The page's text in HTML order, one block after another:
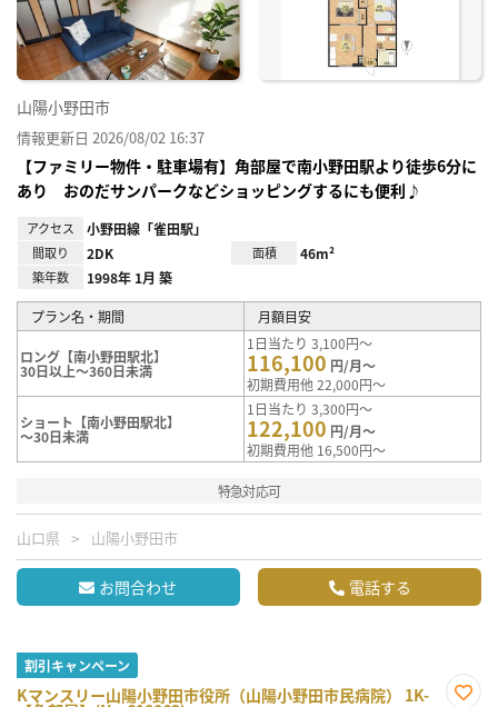
山陽小野田市
情報更新日 2026/08/02 16:37
【ファミリー物件・駐車場有】角部屋で南小野田駅より徒歩6分に
あり おのだサンパークなどショッピングするにも便利♪
アクセス 小野田線「雀田駅」
間取り 2DK 面積 46m²
築年数 1998年 1月 築
プラン名・期間 月額目安
ロング【南小野田駅北】
30日以上～360日未満
1日当たり 3,100円～
116,100 円/月～
初期費用他 22,000円～
ショート【南小野田駅北】
～30日未満
1日当たり 3,300円～
122,100 円/月～
初期費用他 16,500円～
特急対応可
山口県 山陽小野田市
お問合わせ 電話する
割引キャンペーン
Kマンスリー山陽小野田市役所（山陽小野田市民病院） 1K-